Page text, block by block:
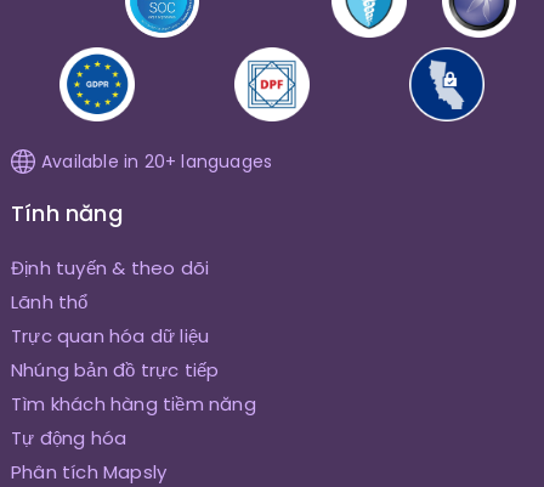
Available in 20+ languages
Tính năng
Định tuyến & theo dõi
Lãnh thổ
Trực quan hóa dữ liệu
Nhúng bản đồ trực tiếp
Tìm khách hàng tiềm năng
Tự động hóa
Phân tích Mapsly